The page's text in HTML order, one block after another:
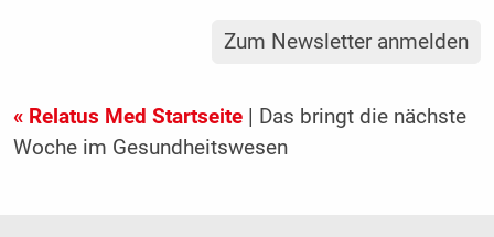
Zum Newsletter anmelden
« Relatus Med Startseite| Das bringt die nächste
Woche im Gesundheitswesen